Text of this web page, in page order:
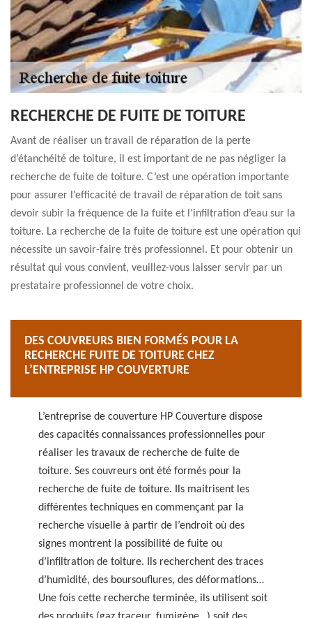
RECHERCHE DE FUITE DE TOITURE
Avant de réaliser un travail de réparation de la perte
d’étanchéité de toiture, il est important de ne pas négliger la
recherche de fuite de toiture. C’est une opération importante
pour assurer l’efficacité de travail de réparation de toit sans
devoir subir la fréquence de la fuite et l’infiltration d’eau sur la
toiture. La recherche de la fuite de toiture est une opération qui
nécessite un savoir-faire très professionnel. Et pour obtenir un
résultat qui vous convient, veuillez-vous laisser servir par un
prestataire professionnel de votre choix.
DES COUVREURS BIEN FORMÉS POUR LA
RECHERCHE FUITE DE TOITURE CHEZ
L’ENTREPRISE HP COUVERTURE
L’entreprise de couverture HP Couverture dispose
des capacités connaissances professionnelles pour
réaliser les travaux de recherche de fuite de
toiture. Ses couvreurs ont été formés pour la
recherche de fuite de toiture. Ils maitrisent les
différentes techniques en commençant par la
recherche visuelle à partir de l’endroit où des
signes montrent la possibilité de fuite ou
d’infiltration de toiture. Ils recherchent des traces
d’humidité, des boursouflures, des déformations…
Une fois cette recherche terminée, ils utilisent soit